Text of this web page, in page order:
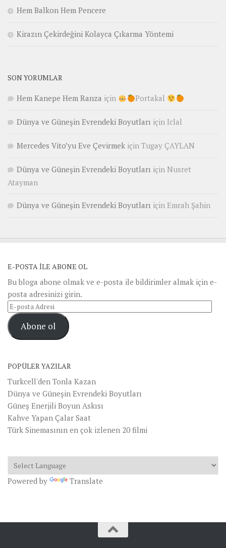
Hem Balkon Hem Pencere
Kirazın Çekirdeğini Kolayca Çıkarma Yöntemi
SON YORUMLAR
Hem Kanepe Hem Ranza için Portakal
Dünya ve Güneşin Evrendeki Boyutları için Iclal
Mercedes Vito’yu Eve Çevirmek için Tugay ÇAYLAN
Dünya ve Güneşin Evrendeki Boyutları için Nusret
Atayman
Dünya ve Güneşin Evrendeki Boyutları için Emrah Şahin
E-POSTA ILE ABONE OL
Bu bloga abone olmak ve e-posta ile bildirimler almak için e-
posta adresinizi girin.
E-
posta
AdresiAbone ol
POPÜLER YAZILAR
Turkcell'den Tonla Kazan
Dünya ve Güneşin Evrendeki Boyutları
Güneş Enerjili Boyun Askısı
Kahve Yapan Çalar Saat
Türk Sinemasının en çok izlenen 20 filmi
Powered by Translate